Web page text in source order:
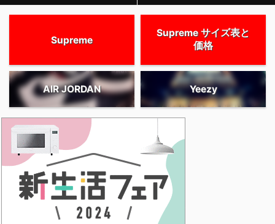
Supreme
Supreme サイズ表と
価格
AIR JORDAN Yeezy